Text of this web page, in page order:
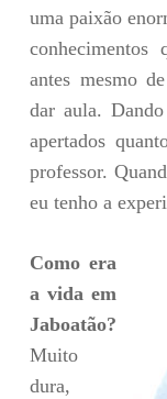
uma paixão
antes mesmo
dar aula.
apertados
professor.
eu tenho a
Como era
a vida em
Jaboatão?
Muito
dura,